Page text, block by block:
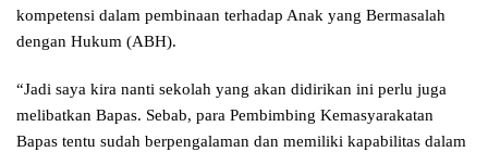
kompetensi dalam pembinaan terhadap Anak yang Bermasalah
dengan Hukum (ABH).
“Jadi saya kira nanti sekolah yang akan didirikan ini perlu juga
melibatkan Bapas. Sebab, para Pembimbing Kemasyarakatan
Bapas tentu sudah berpengalaman dan memiliki kapabilitas dalam